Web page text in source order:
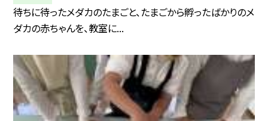
待ちに待ったメダカのたまごと、たまごから孵ったばかりのメ
ダカの赤ちゃんを、教室に...